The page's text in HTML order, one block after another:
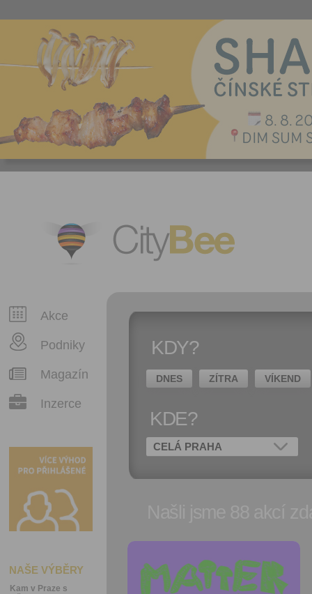
CityBee
Akce
Podniky
Magazín
Inzerce
NAŠE VÝBĚRY
Kam v Praze s
KDY?
KDE?
DNES ZÍTRA VÍKEND
CELÁ PRAHA
oblíbených
Sdílet: